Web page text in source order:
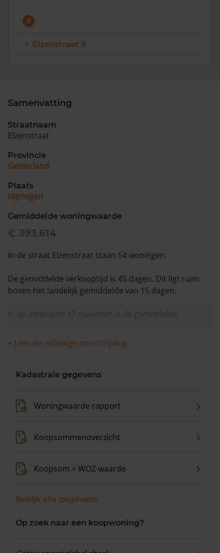
9
Elzenstraat 9
Samenvatting
Straatnaam
Elzenstraat
Provincie
Gelderland
Plaats
Nijmegen
Gemiddelde woningwaarde
€ 393.614
In de straat Elzenstraat staan 54 woningen.
De gemiddelde verkooptijd is 45 dagen. Dit ligt ruim
boven het landelijk gemiddelde van 15 dagen.
In de afgelopen 12 maanden is de gemiddelde
+ Lees de volledige omschrijving
Kadastrale gegevens
Woningwaarde rapport
Koopsommenoverzicht
Koopsom + WOZ-waarde
Bekijk alle gegevens
Op zoek naar een koopwoning?